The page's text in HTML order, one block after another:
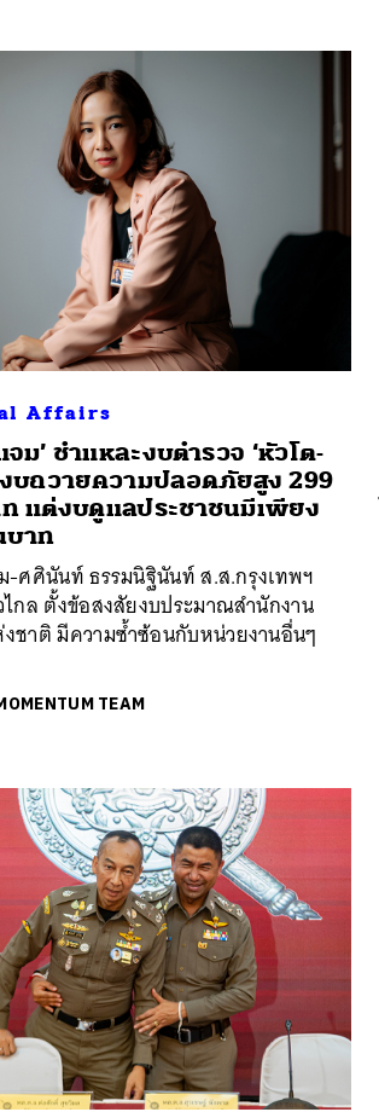
Affairs
จม’ ชำแหละงบตำรวจ ‘หัวโต-
งบถวายความปลอดภัยสูง 299
แต่งบดูแลประชาชนมีเพียง
บาท
ศศินันท์ ธรรมนิฐินันท์ ส.ส.กรุงเทพฯ
กล ตั้งข้อสงสัยงบประมาณสำนักงาน
ชาติ มีความซ้ำซ้อนกับหน่วยงานอื่นๆ
TEAM
TWEET LINE EMAIL